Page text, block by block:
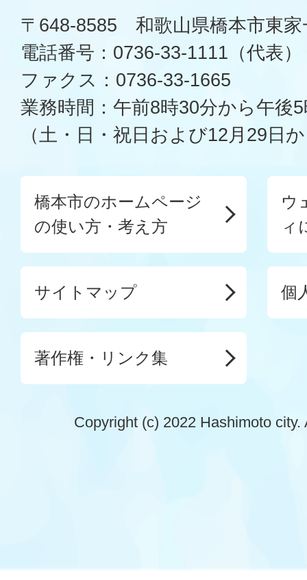
〒648-8585 和歌山県橋本市東家
電話番号：0736-33-1111（代表）
ファクス：0736-33-1665
業務時間：午前8時30分から午後
（土・日・祝日および12月29日
橋本市のホームページ
の使い方・考え方
ウ
ィ
サイトマップ 個
著作権・リンク集
Copyright (c) 2022 Hashimoto